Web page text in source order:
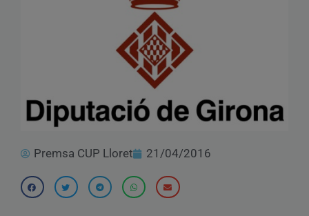
Premsa CUP Lloret 21/04/2016